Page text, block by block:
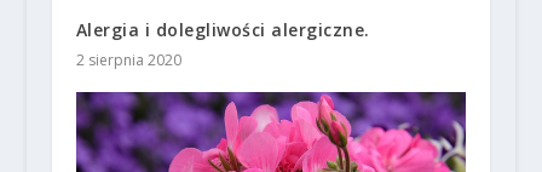
Alergia i dolegliwości alergiczne.
2 sierpnia 2020